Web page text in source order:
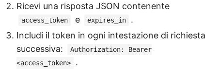
Ricevi una risposta JSON contenente
access_token e expires_in
.
Includi il token in ogni intestazione di richiesta
successiva:
Authorization: Bearer
<access_token>
.